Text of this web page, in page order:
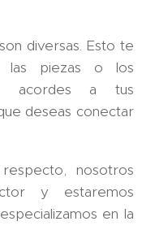
diversas. Esto te
las piezas o los
acordes a tus
deseas conectar
nosotros
y estaremos
en la